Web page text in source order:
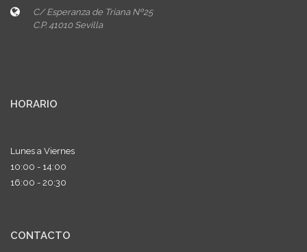
C/ Esperanza de Triana Nº25
C.P. 41010 Sevilla
HORARIO
Lunes a Viernes
10:00 - 14:00
16:00 - 20:30
CONTACTO